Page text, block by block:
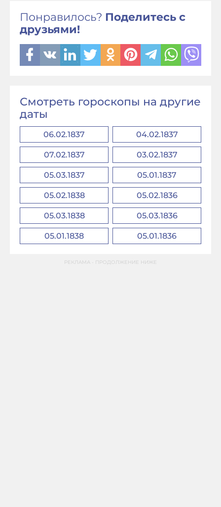
Понравилось? Поделитесь с
друзьями!
Смотреть гороскопы на другие
даты
06.02.1837 04.02.1837
07.02.1837 03.02.1837
05.03.1837 05.01.1837
05.02.1838 05.02.1836
05.03.1838 05.03.1836
05.01.1838 05.01.1836
РЕКЛАМА - ПРОДОЛЖЕНИЕ НИЖЕ